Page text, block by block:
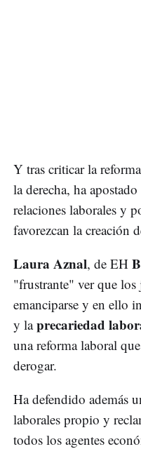
Y tras criticar la
la derecha, ha
relaciones laborales y
favorezcan la creación
Laura Aznal, de EH
"frustrante" ver que los
emanciparse y en ello
y laprecariedad
una reforma laboral
derogar.
Ha defendido además
laborales propio y
todos los agentes